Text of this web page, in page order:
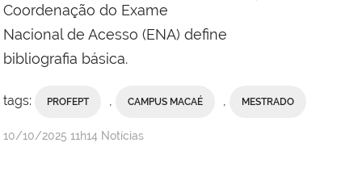
Coordenação do Exame
Nacional de Acesso (ENA) define
bibliografia básica.
tags: PROFEPT , CAMPUS MACAÉ , MESTRADO
por
publicado
10/10/2025 11h14 Notícias